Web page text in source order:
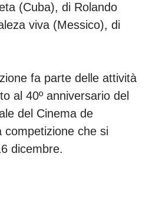
(Cuba), di Rolando
viva (Messico), di
fa parte delle attività
al 40º anniversario del
del Cinema de
competizione che si
dicembre.